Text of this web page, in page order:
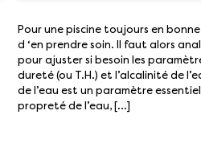
Pour une piscine toujours en
d ‘en prendre soin. Il faut alors
pour ajuster si besoin les
dureté (ou T.H.) et l’alcalinité de
de l’eau est un paramètre
propreté de l’eau, […]